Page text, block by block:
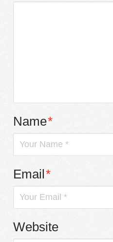
Name*
Email*
Website